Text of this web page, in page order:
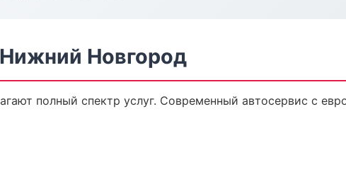
Новгород
полный спектр услуг. Современный автосервис с